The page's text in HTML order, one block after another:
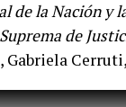
de la Nación y
de